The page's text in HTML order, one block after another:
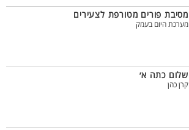
מסיבת פורים מטורפת לצעירים
מערכת היום בעמק
שלום כתה א׳
קרן כהן